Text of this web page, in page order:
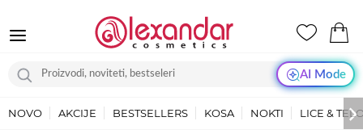
AI Mode
NOVO AKCIJE BESTSELLERS KOSA NOKTI LICE &